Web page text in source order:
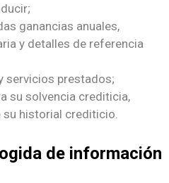
ganancias anuales,
y detalles de referencia
servicios prestados;
su solvencia crediticia,
historial crediticio.
de información